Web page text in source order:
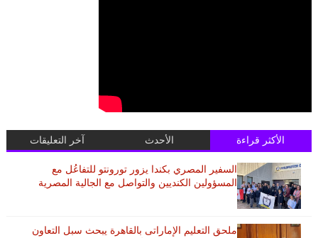
الأكثر قراءة الأحدث آخر التعليقات
السفير المصري بكندا يزور تورونتو للتفاعُل مع
المسؤولين الكنديين والتواصل مع الجالية المصرية
ملحق التعليم الإماراتى بالقاهرة يبحث سبل التعاون